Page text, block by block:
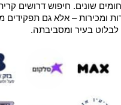
שונים. חיפוש דרושים
ומכירות – אלא גם תפקידים
בעיר ומסביבתה.